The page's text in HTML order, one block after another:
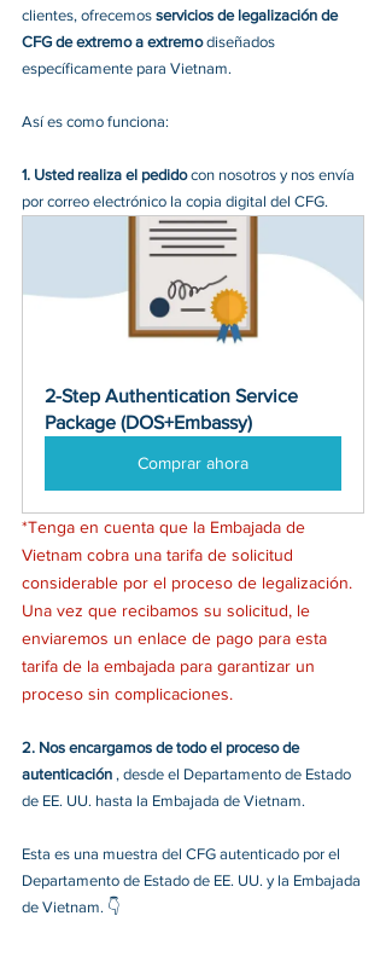
clientes, ofrecemos servicios de legalización de
CFG de extremo a extremo diseñados
específicamente para Vietnam.
Así es como funciona:
1. Usted realiza el pedido con nosotros y nos envía
por correo electrónico la copia digital del CFG.
2-Step Authentication Service
Package (DOS+Embassy)
Comprar ahora
*Tenga en cuenta que la Embajada de
Vietnam cobra una tarifa de solicitud
considerable por el proceso de legalización.
Una vez que recibamos su solicitud, le
enviaremos un enlace de pago para esta
tarifa de la embajada para garantizar un
proceso sin complicaciones.
2. Nos encargamos de todo el proceso de
autenticación , desde el Departamento de Estado
de EE. UU. hasta la Embajada de Vietnam.
Esta es una muestra del CFG autenticado por el
Departamento de Estado de EE. UU. y la Embajada
de Vietnam. 👇